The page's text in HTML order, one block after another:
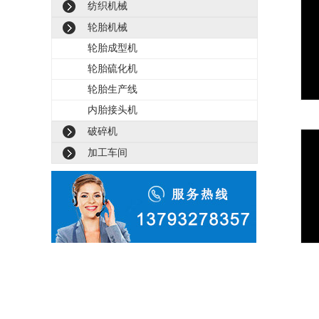
纺织机械
轮胎机械
轮胎成型机
轮胎硫化机
轮胎生产线
内胎接头机
破碎机
加工车间
业